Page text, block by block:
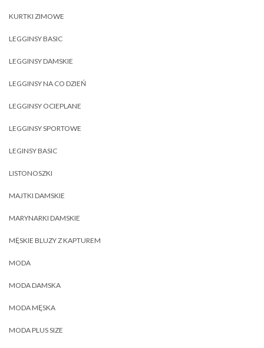
KURTKI ZIMOWE
LEGGINSY BASIC
LEGGINSY DAMSKIE
LEGGINSY NA CO DZIEŃ
LEGGINSY OCIEPLANE
LEGGINSY SPORTOWE
LEGINSY BASIC
LISTONOSZKI
MAJTKI DAMSKIE
MARYNARKI DAMSKIE
MĘSKIE BLUZY Z KAPTUREM
MODA
MODA DAMSKA
MODA MĘSKA
MODA PLUS SIZE